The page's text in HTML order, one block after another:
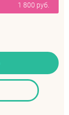
1 800 руб.